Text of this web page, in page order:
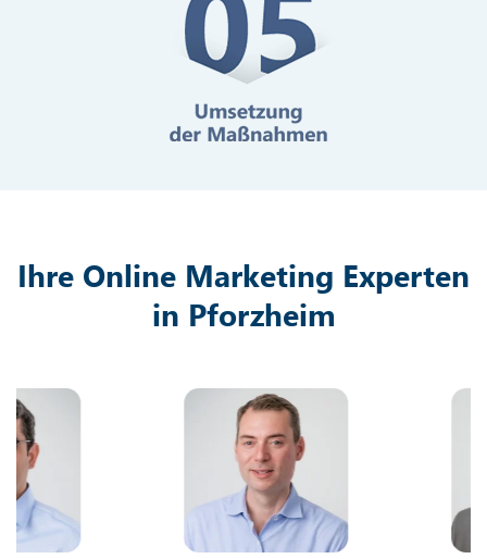
Digitale Barrierefreiheit
Ihre Online Marketing Experten
in Pforzheim